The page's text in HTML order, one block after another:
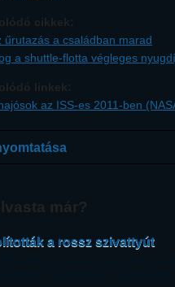
cikkek:
űrutazás a családban marad
a shuttle-flotta végleges
linkek:
az ISS-es 2011-ben
már?
a rossz szivattyút